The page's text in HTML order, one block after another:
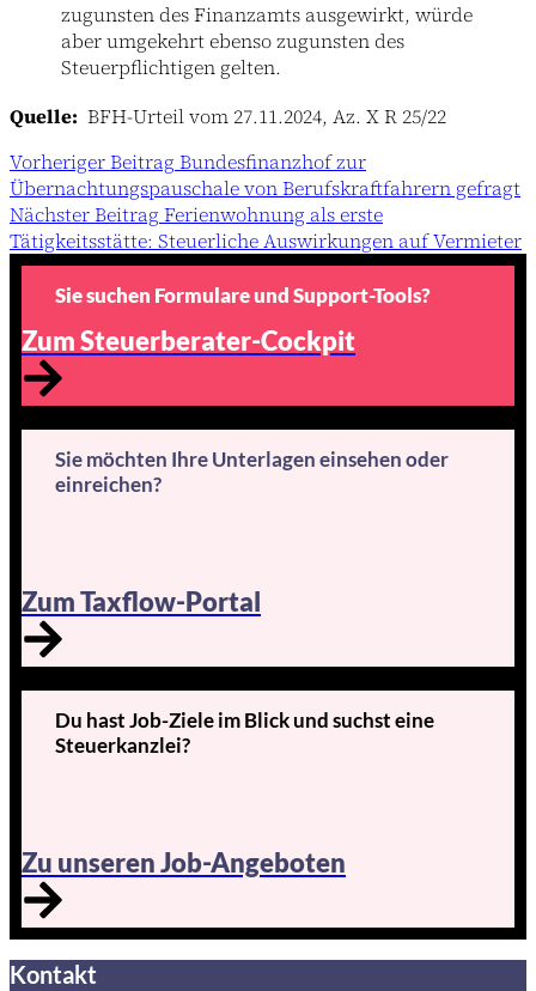
zugunsten des Finanzamts ausgewirkt, würde
aber umgekehrt ebenso zugunsten des
Steuerpflichtigen gelten.
Quelle: BFH-Urteil vom 27.11.2024, Az. X R 25/22
VorherigerBeitragBundesfinanzhof zur
Übernachtungspauschale von Berufskraftfahrern gefragt
NächsterBeitragFerienwohnung als erste
Tätigkeitsstätte: Steuerliche Auswirkungen auf Vermieter
Sie suchen Formulare und Support-Tools?
Zum Steuerberater-Cockpit
Sie möchten Ihre Unterlagen einsehen oder
einreichen?
Zum Taxflow-Portal
Du hast Job-Ziele im Blick und suchst eine
Steuerkanzlei?
Zu unseren Job-Angeboten
Kontakt